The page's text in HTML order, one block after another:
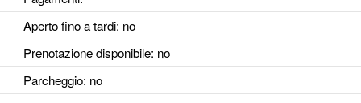
Aperto fino a tardi: no
Prenotazione disponibile: no
Parcheggio: no